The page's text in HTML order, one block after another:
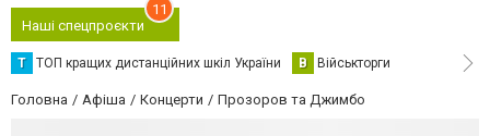
Наші спецпроєкти
11
Т ТОП кращих дистанційних шкіл України В Військторги
Головна Афіша Концерти Прозоров та Джимбо